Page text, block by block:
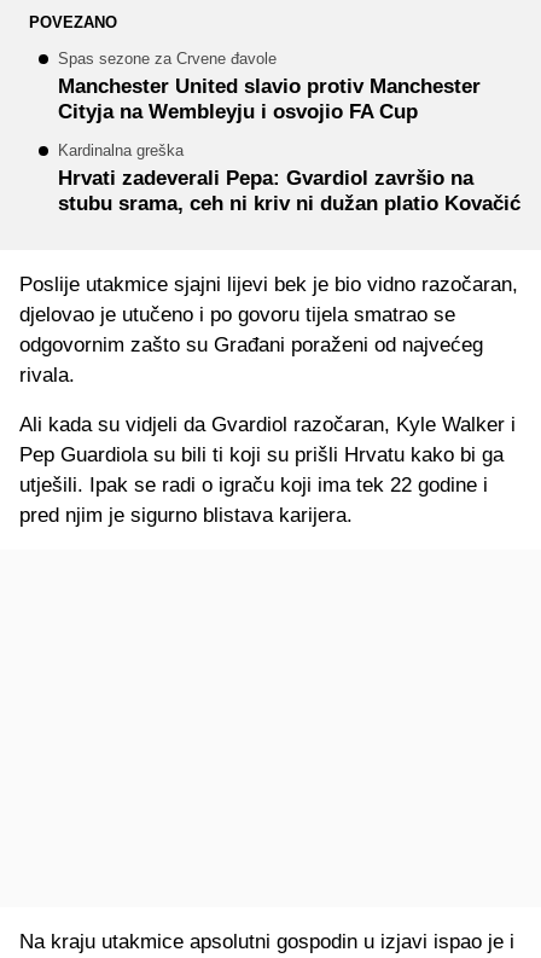
POVEZANO
Spas sezone za Crvene đavole
Manchester United slavio protiv Manchester
Cityja na Wembleyju i osvojio FA Cup
Kardinalna greška
Hrvati zadeverali Pepa: Gvardiol završio na
stubu srama, ceh ni kriv ni dužan platio Kovačić
Poslije utakmice sjajni lijevi bek je bio vidno razočaran,
djelovao je utučeno i po govoru tijela smatrao se
odgovornim zašto su Građani poraženi od najvećeg
rivala.
Ali kada su vidjeli da Gvardiol razočaran, Kyle Walker i
Pep Guardiola su bili ti koji su prišli Hrvatu kako bi ga
utješili. Ipak se radi o igraču koji ima tek 22 godine i
pred njim je sigurno blistava karijera.
Na kraju utakmice apsolutni gospodin u izjavi ispao je i